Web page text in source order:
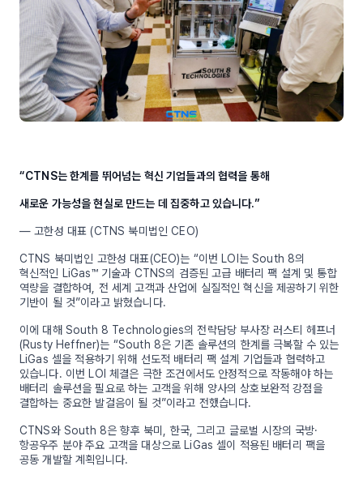
“CTNS는 한계를 뛰어넘는 혁신 기업들과의 협력을 통해
새로운 가능성을 현실로 만드는 데 집중하고 있습니다.”
— 고한성 대표 (CTNS 북미법인 CEO)
CTNS 북미법인 고한성 대표(CEO)는 “이번 LOI는 South 8의
혁신적인 LiGas™ 기술과 CTNS의 검증된 고급 배터리 팩 설계 및 통합
역량을 결합하여, 전 세계 고객과 산업에 실질적인 혁신을 제공하기 위한
기반이 될 것”이라고 밝혔습니다.
이에 대해 South 8 Technologies의 전략담당 부사장 러스티 헤프너
(Rusty Heffner)는 “South 8은 기존 솔루션의 한계를 극복할 수 있는
LiGas 셀을 적용하기 위해 선도적 배터리 팩 설계 기업들과 협력하고
있습니다. 이번 LOI 체결은 극한 조건에서도 안정적으로 작동해야 하는
배터리 솔루션을 필요로 하는 고객을 위해 양사의 상호보완적 강점을
결합하는 중요한 발걸음이 될 것”이라고 전했습니다.
CTNS와 South 8은 향후 북미, 한국, 그리고 글로벌 시장의 국방·
항공우주 분야 주요 고객을 대상으로 LiGas 셀이 적용된 배터리 팩을
공동 개발할 계획입니다.